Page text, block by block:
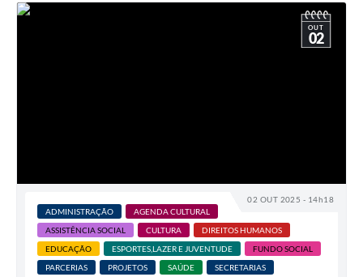
02 OUT 2025 - 14h18
OUT
02
ADMINISTRAÇÃO
AGENDA CULTURAL
ASSISTÊNCIA SOCIAL
CULTURA
DIREITOS HUMANOS
EDUCAÇÃO
ESPORTES,LAZER E JUVENTUDE
FUNDO SOCIAL
PARCERIAS
PROJETOS SAÚDE
SECRETARIAS